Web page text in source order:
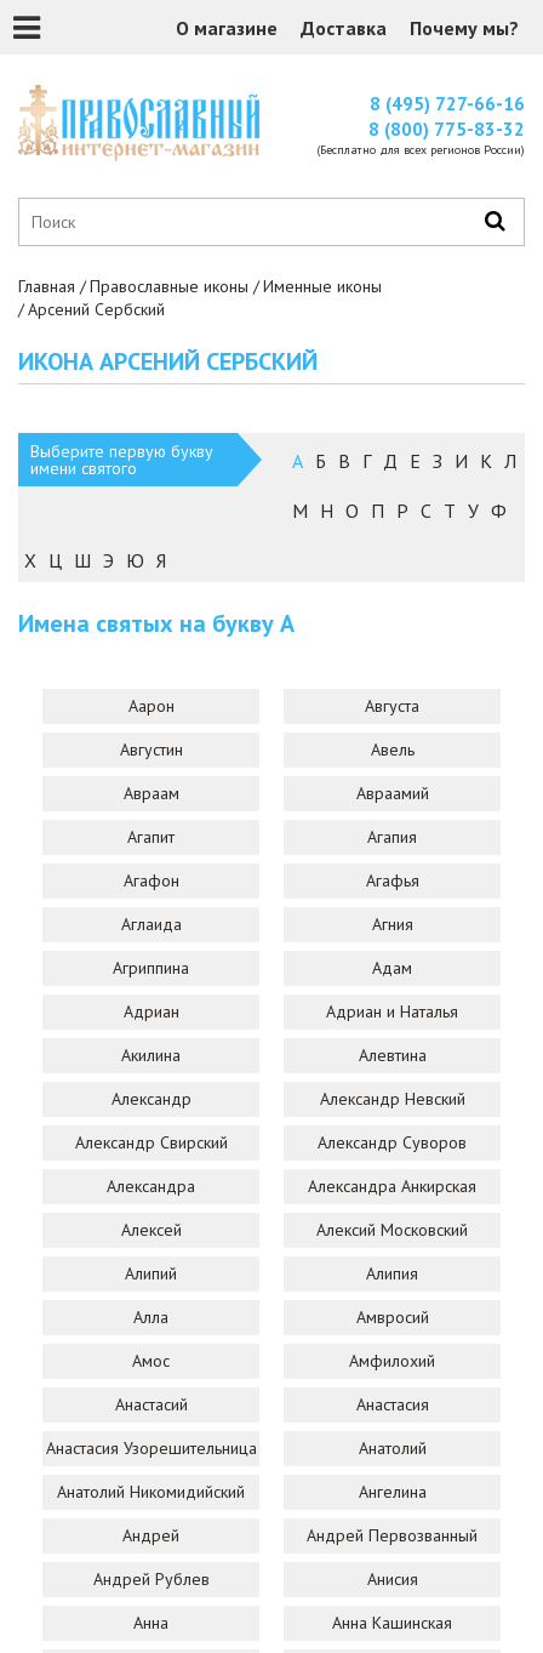
О магазине Доставка Почему мы?
8 (495) 727-66-16
8 (800) 775-83-32
(Бесплатно для всех регионов России)
Главная Православные иконы
Именные иконы
Арсений Сербский
ИКОНА АРСЕНИЙ СЕРБСКИЙ
Выберите первую букву
имени святого А Б В Г Д Е З И К Л
М Н О П Р С Т У Ф
Х Ц Ш Э Ю Я
Имена святых на буквуА
Аарон
Августа
Августин
Авель
Авраам
Авраамий
Агапит
Агапия
Агафон
Агафья
Аглаида
Агния
Агриппина
Адам
Адриан
Адриан и Наталья
Акилина
Алевтина
Александр
Александр Невский
Александр Свирский
Александр Суворов
Александра
Александра Анкирская
Алексей
Алексий Московский
Алипий
Алипия
Алла
Амвросий
Амос
Амфилохий
Анастасий
Анастасия
Анастасия Узорешительница
Анатолий
Анатолий Никомидийский
Ангелина
Андрей
Андрей Первозванный
Андрей Рублев
Анисия
Анна
Анна Кашинская